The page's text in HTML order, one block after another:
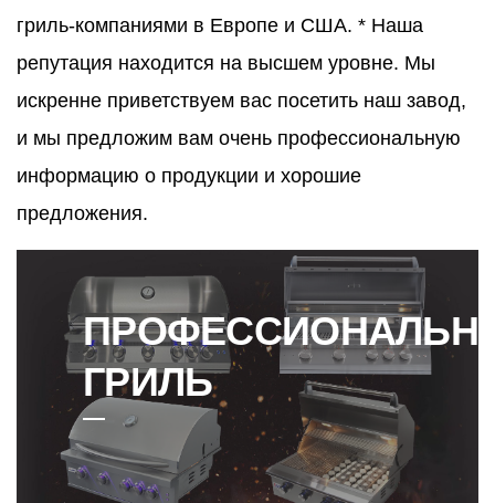
гриль-компаниями в Европе и США. * Наша
репутация находится на высшем уровне. Мы
искренне приветствуем вас посетить наш завод,
и мы предложим вам очень профессиональную
информацию о продукции и хорошие
предложения.
ГРИЛЬ